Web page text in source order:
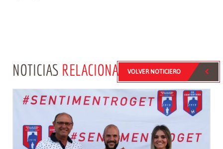
VOLVER NOTICIERO
NOTICIAS RELACIONADAS